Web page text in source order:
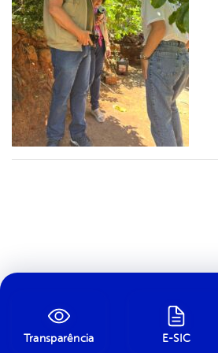
Transparência E-SIC